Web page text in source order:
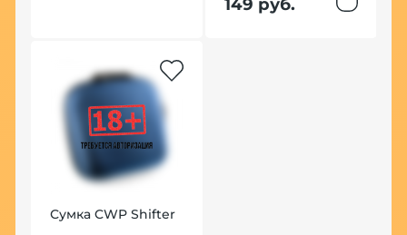
Сумка CWP Shifter